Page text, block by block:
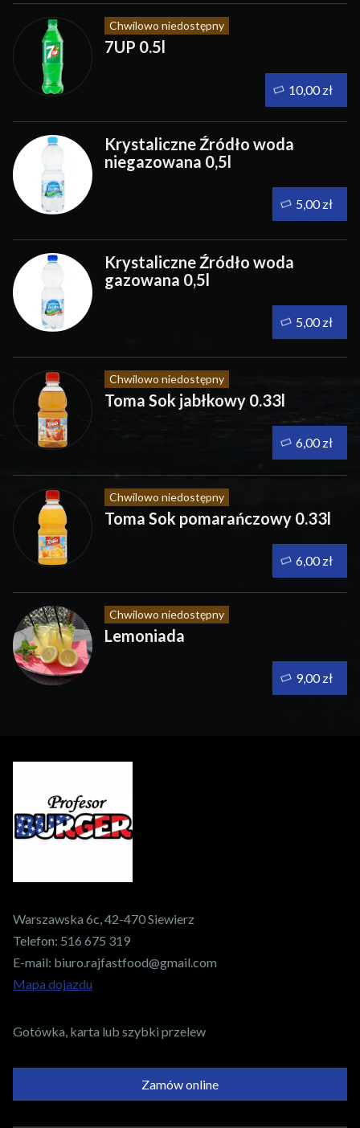
Chwilowo niedostępny
7UP 0.5l
Krystaliczne Źródło woda
niegazowana 0,5l
Krystaliczne Źródło woda
gazowana 0,5l
Chwilowo niedostępny
Toma Sok jabłkowy 0.33l
Chwilowo niedostępny
Toma Sok pomarańczowy 0.33l
Chwilowo niedostępny
Lemoniada
Warszawska 6c, 42-470 Siewierz
Telefon: 516 675 319
E-mail: biuro.rajfastfood@gmail.com
Mapa dojazdu
Gotówka, karta lub szybki przelew
Zamów online